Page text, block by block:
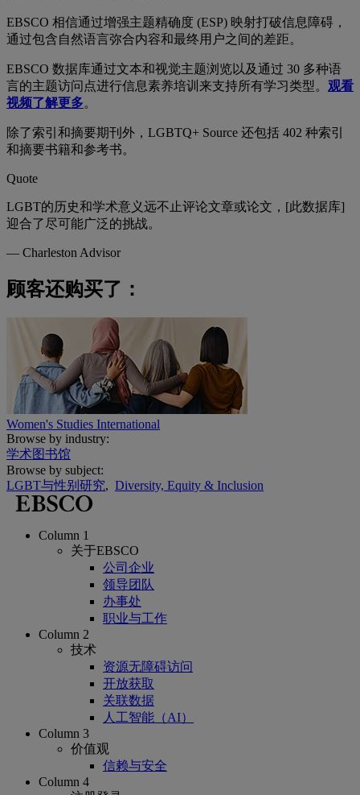
EBSCO 相信通过增强主题精确度 (ESP) 映射打破信息障碍，
通过包含自然语言弥合内容和最终用户之间的差距。
EBSCO 数据库通过文本和视觉主题浏览以及通过 30 多种语
言的主题访问点进行信息素养培训来支持所有学习类型。 观看
视频了解更多。
除了索引和摘要期刊外，LGBTQ+ Source 还包括 402 种索引
和摘要书籍和参考书。
Quote
LGBT的历史和学术意义远不止评论文章或论文，[此数据库]
迎合了尽可能广泛的挑战。
— Charleston Advisor
顾客还购买了：
Women's Studies International
Browse by industry:
学术图书馆
Browse by subject:
LGBT与性别研究, Diversity, Equity & Inclusion
Column 1
关于EBSCO
公司企业
领导团队
办事处
职业与工作
Column 2
技术
资源无障碍访问
开放获取
关联数据
人工智能（AI）
Column 3
价值观
信赖与安全
Column 4